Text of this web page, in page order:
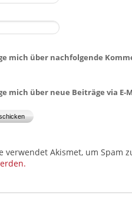
mich über nachfolgende
mich über neue Beiträge via E-
verwendet Akismet, um Spam